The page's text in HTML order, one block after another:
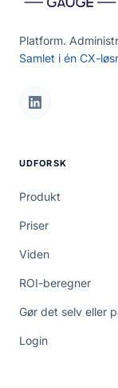
Platform.
Samlet i én CX-
UDFORSK
Produkt
Priser
Viden
ROI-beregner
Gør det selv eller
Login